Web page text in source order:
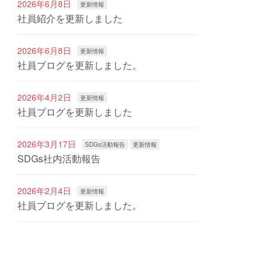
2026年6月8日 更新情報
社員紹介を更新しました
2026年6月8日 更新情報
社員ブログを更新しました。
2026年4月2日 更新情報
社員ブログを更新しました
2026年3月17日 SDGs活動報告 更新情報
SDGs社内活動報告
2026年2月4日 更新情報
社員ブログを更新しました。